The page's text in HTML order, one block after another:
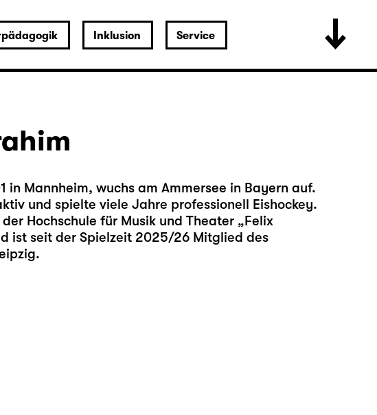
Inklusion Service
in Mannheim, wuchs am Ammersee in Bayern auf.
und spielte viele Jahre professionell Eishockey.
Hochschule für Musik und Theater „Felix
ist seit der Spielzeit 2025/26 Mitglied des